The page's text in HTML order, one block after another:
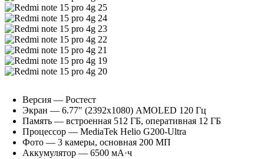
Версия — Ростест
Экран — 6.77″ (2392х1080) AMOLED 120 Гц
Память — встроенная 512 ГБ, оперативная 12 ГБ
Процессор — MediaTek Helio G200-Ultra
Фото — 3 камеры, основная 200 МП
Аккумулятор — 6500 мА·ч